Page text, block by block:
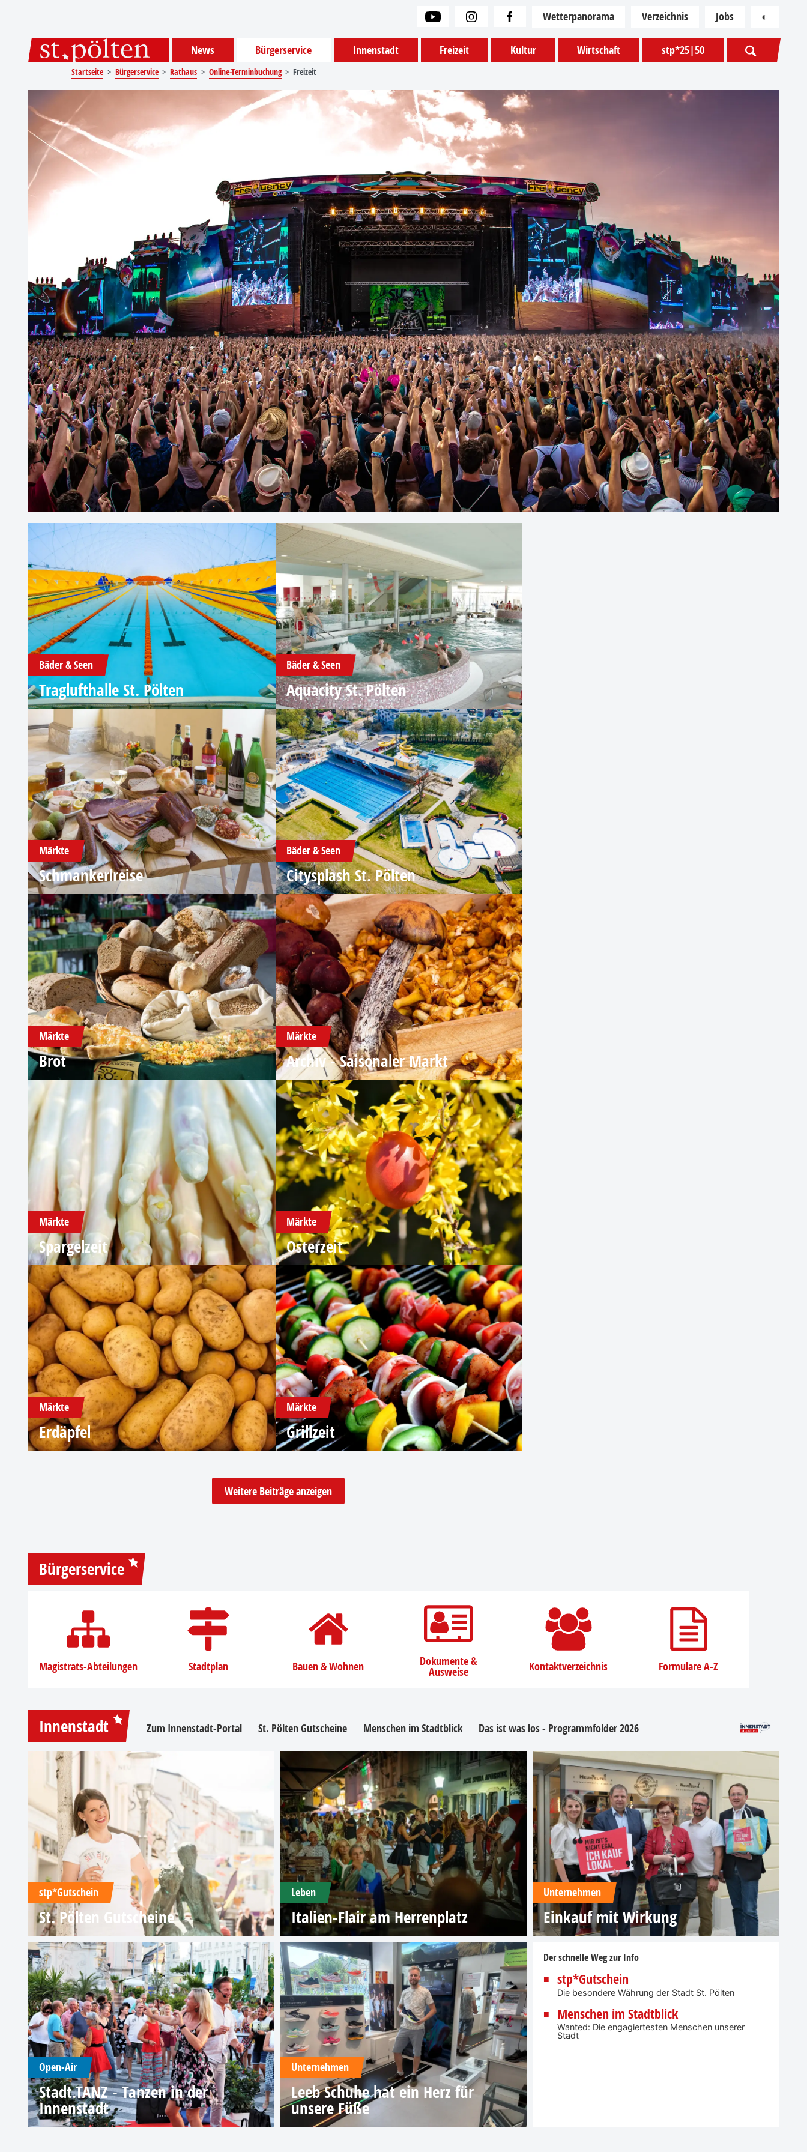
News Bürgerservice Innenstadt Freizeit Kultur Wirtschaft stp*25|50
Wetterpanorama Verzeichnis Jobs ◐
Startseite Bürgerservice Rathaus Online-Terminbuchung Freizeit
Freizeit
Bäder & Seen
Traglufthalle St. Pölten
Bäder & Seen
Aquacity St. Pölten
Märkte
Schmankerlreise
Bäder & Seen
Citysplash St. Pölten
Märkte
Brot
Märkte
Archiv - Saisonaler Markt
Märkte
Spargelzeit
Märkte
Osterzeit
Märkte
Erdäpfel
Märkte
Grillzeit
Weitere Beiträge anzeigen
Bürgerservice
Magistrats-Abteilungen Stadtplan Bauen & Wohnen Dokumente &
Ausweise Kontaktverzeichnis Formulare A-Z
Innenstadt Zum Innenstadt-Portal St. Pölten Gutscheine Menschen im Stadtblick Das ist was los - Programmfolder 2026
stp*Gutschein
St. Pölten Gutscheine
Leben
Italien-Flair am Herrenplatz
Unternehmen
Einkauf mit Wirkung
Open-Air
Stadt.TANZ - Tanzen in der
Innenstadt
Unternehmen
Leeb Schuhe hat ein Herz für
unsere Füße
Der schnelle Weg zur Info
stp*Gutschein
Die besondere Währung der Stadt St. Pölten
Menschen im Stadtblick
Wanted: Die engagiertesten Menschen unserer
Stadt